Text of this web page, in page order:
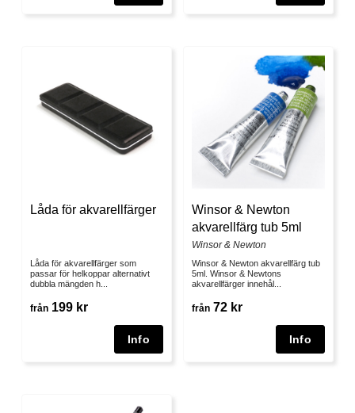
Låda för akvarellfärger
Låda för akvarellfärger som
passar för helkoppar alternativt
dubbla mängden h...
från 199 kr
Winsor & Newton
akvarellfärg tub 5ml
Winsor & Newton
Winsor & Newton akvarellfärg tub
5ml. Winsor & Newtons
akvarellfärger innehål...
från 72 kr